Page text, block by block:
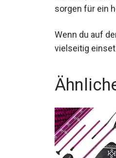
sorgen für ein
Wenn du auf
vielseitig